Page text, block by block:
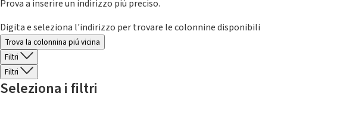
Prova a inserire un indirizzo più preciso.
Digita e seleziona l'indirizzo per trovare le colonnine disponibili
Trova la colonnina piú vicina
Filtri
Filtri
Seleziona i filtri